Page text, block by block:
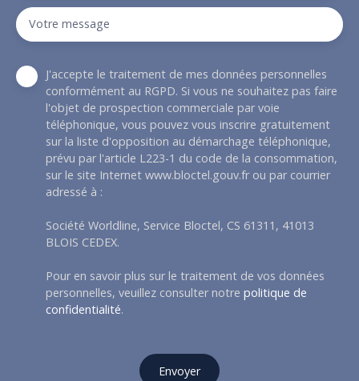
Votre message
J'accepte le traitement de mes données personnelles
conformément au RGPD. Si vous ne souhaitez pas faire
l'objet de prospection commerciale par voie
téléphonique, vous pouvez vous inscrire gratuitement
sur la liste d'opposition au démarchage téléphonique,
prévu par l'article L223-1 du code de la consommation,
sur le site Internet www.bloctel.gouv.fr ou par courrier
adressé à :
Société Worldline, Service Bloctel, CS 61311, 41013
BLOIS CEDEX.
Pour en savoir plus sur le traitement de vos données
personnelles, veuillez consulter notre politique de
confidentialité.
Envoyer